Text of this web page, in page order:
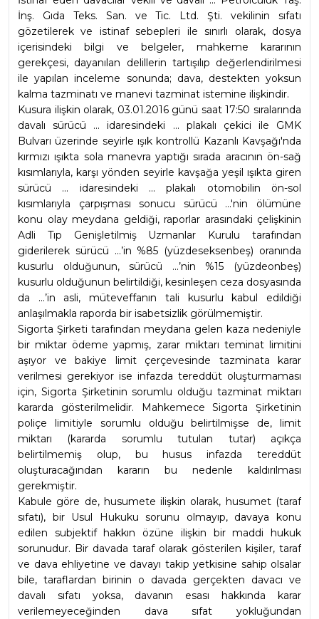
İnş. Gıda Teks. San. ve Tic. Ltd. Şti. vekilinin sıfatı
gözetilerek ve istinaf sebepleri ile sınırlı olarak, dosya
içerisindeki bilgi ve belgeler, mahkeme kararının
gerekçesi, dayanılan delillerin tartışılıp değerlendirilmesi
ile yapılan inceleme sonunda; dava, destekten yoksun
kalma tazminatı ve manevi tazminat istemine ilişkindir.
Kusura ilişkin olarak, 03.01.2016 günü saat 17:50 sıralarında
davalı sürücü ... idaresindeki ... plakalı çekici ile GMK
Bulvarı üzerinde seyirle ışık kontrollü Kazanlı Kavşağı'nda
kırmızı ışıkta sola manevra yaptığı sırada aracının ön-sağ
kısımlarıyla, karşı yönden seyirle kavşağa yeşil ışıkta giren
sürücü ... idaresindeki ... plakalı otomobilin ön-sol
kısımlarıyla çarpışması sonucu sürücü ...'nin ölümüne
konu olay meydana geldiği, raporlar arasındaki çelişkinin
Adli Tıp Genişletilmiş Uzmanlar Kurulu tarafından
giderilerek sürücü ...’in %85 (yüzdeseksenbeş) oranında
kusurlu olduğunun, sürücü ...’nin %15 (yüzdeonbeş)
kusurlu olduğunun belirtildiği, kesinleşen ceza dosyasında
da ...’in asli, müteveffanın tali kusurlu kabul edildiği
anlaşılmakla raporda bir isabetsizlik görülmemiştir.
Sigorta Şirketi tarafından meydana gelen kaza nedeniyle
bir miktar ödeme yapmış, zarar miktarı teminat limitini
aşıyor ve bakiye limit çerçevesinde tazminata karar
verilmesi gerekiyor ise infazda tereddüt oluşturmaması
için, Sigorta Şirketinin sorumlu olduğu tazminat miktarı
kararda gösterilmelidir. Mahkemece Sigorta Şirketinin
poliçe limitiyle sorumlu olduğu belirtilmişse de, limit
miktarı (kararda sorumlu tutulan tutar) açıkça
belirtilmemiş olup, bu husus infazda tereddüt
oluşturacağından kararın bu nedenle kaldırılması
gerekmiştir.
Kabule göre de, husumete ilişkin olarak, husumet (taraf
sıfatı), bir Usul Hukuku sorunu olmayıp, davaya konu
edilen subjektif hakkın özüne ilişkin bir maddi hukuk
sorunudur. Bir davada taraf olarak gösterilen kişiler, taraf
ve dava ehliyetine ve davayı takip yetkisine sahip olsalar
bile, taraflardan birinin o davada gerçekten davacı ve
davalı sıfatı yoksa, davanın esası hakkında karar
verilemeyeceğinden dava sıfat yokluğundan